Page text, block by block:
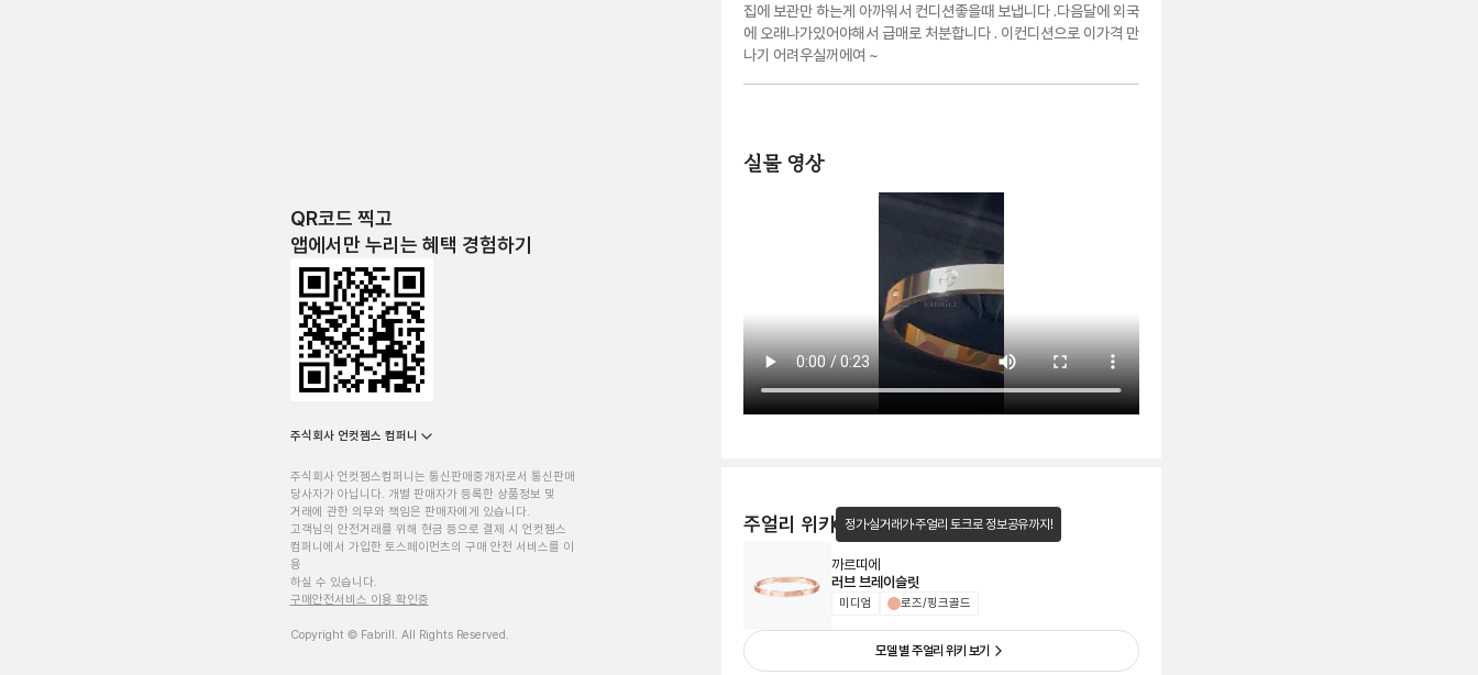
QR코드 찍고
앱에서만 누리는 혜택 경험하기
주식회사 언컷젬스 컴퍼니
주식회사 언컷젬스컴퍼니는 통신판매중개자로서 통신판매
당사자가 아닙니다. 개별 판매자가 등록한 상품정보 및
거래에 관한 의무와 책임은 판매자에게 있습니다.
고객님의 안전거래를 위해 현금 등으로 결제 시 언컷젬스
컴퍼니에서 가입한 토스페이먼츠의 구매 안전 서비스를 이
용
하실 수 있습니다.
구매안전서비스 이용 확인증
Copyright © Fabrill. All Rights Reserved.
집에 보관만 하는게 아까워서 컨디션좋을때 보냅니다 .다음달에 외국
에 오래나가있어야해서 급매로 처분합니다 . 이컨디션으로 이가격 만
나기 어려우실꺼에여 ~
실물 영상
주얼리 위키 정가·실거래가·주얼리 토크로 정보공유까지!
까르띠에
러브 브레이슬릿
미디엄 로즈/핑크골드
모델 별 주얼리 위키 보기